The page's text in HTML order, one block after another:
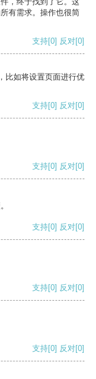
有需求。操作也很简
支持[0] 反对[0]
比如将设置页面进行优
支持[0] 反对[0]
支持[0] 反对[0]
支持[0] 反对[0]
支持[0] 反对[0]
支持[0] 反对[0]